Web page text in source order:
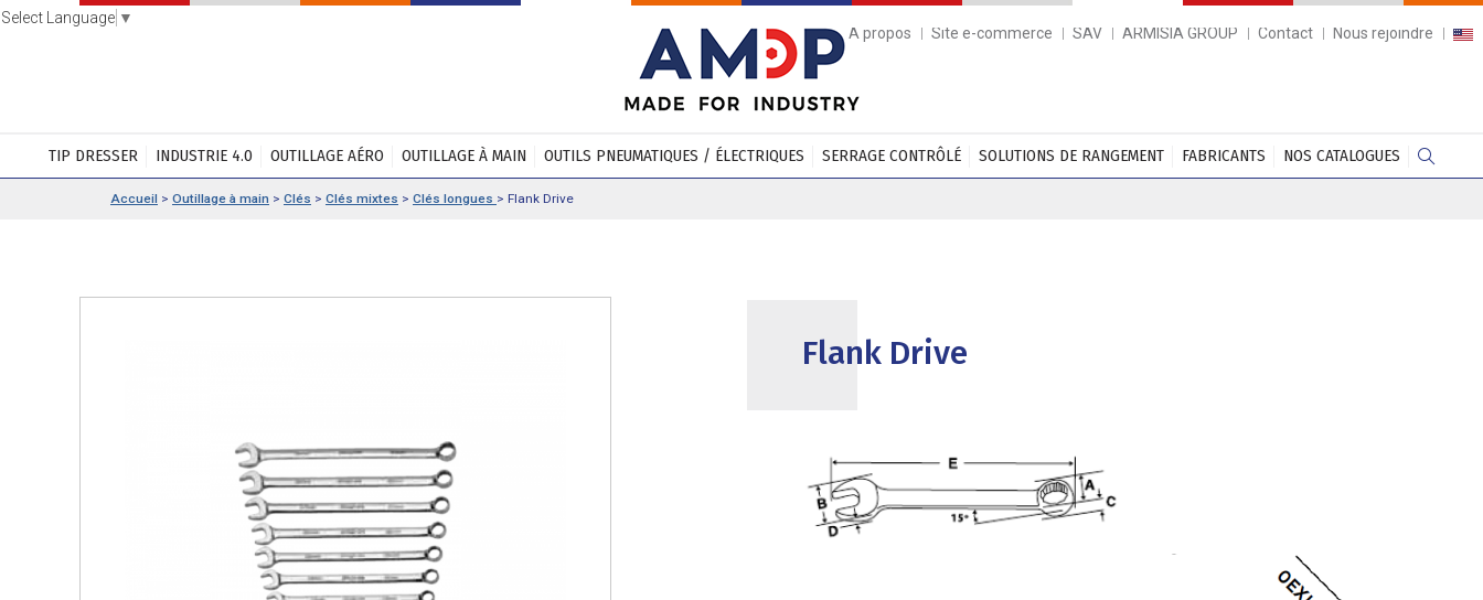
Select Language ▼
A propos
Site e-commerce SAV ARMISIA GROUP Contact Nous rejoindre
TIP DRESSER INDUSTRIE 4.0 OUTILLAGE AÉRO OUTILLAGE À MAIN OUTILS PNEUMATIQUES / ÉLECTRIQUES SERRAGE CONTRÔLÉ SOLUTIONS DE RANGEMENT FABRICANTS NOS CATALOGUES
Accueil > Outillage à main > Clés > Clés mixtes > Clés longues > Flank Drive
Flank Drive